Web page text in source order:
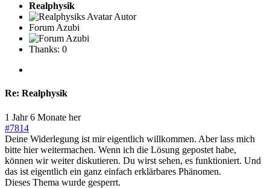
Realphysik
Autor
Forum Azubi
Thanks: 0
Re: Realphysik
1 Jahr 6 Monate her
#7814
Deine Widerlegung ist mir eigentlich willkommen. Aber lass mich
bitte hier weitermachen. Wenn ich die Lösung gepostet habe,
können wir weiter diskutieren. Du wirst sehen, es funktioniert. Und
das ist eigentlich ein ganz einfach erklärbares Phänomen.
Dieses Thema wurde gesperrt.